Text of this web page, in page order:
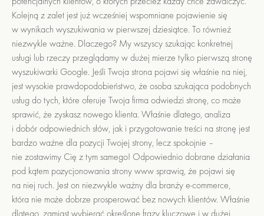
Kolejną z zalet jest już wcześniej wspomniane pojawienie się
w wynikach wyszukiwania w pierwszej dziesiątce. To również
niezwykle ważne. Dlaczego? My wszyscy szukając konkretnej
usługi lub rzeczy przeglądamy w dużej mierze tylko pierwszą stronę
wyszukiwarki Google. Jeśli Twoja strona pojawi się właśnie na niej,
jest wysokie prawdopodobieństwo, że osoba szukająca podobnych
usług do tych, które oferuje Twoja firma odwiedzi stronę, co może
sprawić, że zyskasz nowego klienta. Właśnie dlatego, analiza
i dobór odpowiednich słów, jak i przygotowanie treści na stronę jest
bardzo ważne dla pozycji Twojej strony, lecz spokojnie –
nie zostawimy Cię z tym samego! Odpowiednio dobrane działania
pod kątem pozycjonowania strony www sprawią, że pojawi się
na niej ruch. Jest on niezwykle ważny dla branży e-commerce,
która nie może dobrze prosperować bez nowych klientów. Właśnie
dlatego, zamiast wybierać określone frazy kluczowe i w dużej